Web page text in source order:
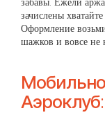
зачислены
Оформление
шажков и вовсе не